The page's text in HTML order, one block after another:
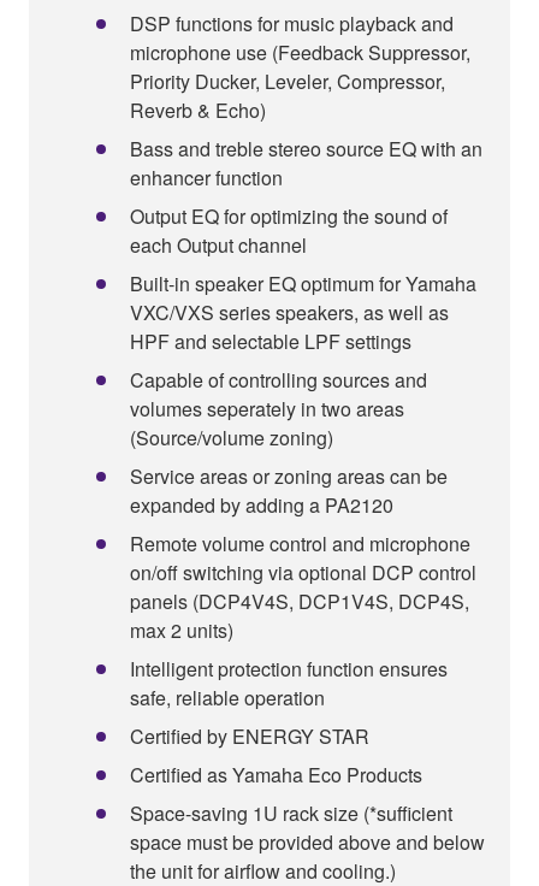
DSP functions for music playback and
microphone use (Feedback Suppressor,
Priority Ducker, Leveler, Compressor,
Reverb & Echo)
Bass and treble stereo source EQ with an
enhancer function
Output EQ for optimizing the sound of
each Output channel
Built-in speaker EQ optimum for Yamaha
VXC/VXS series speakers, as well as
HPF and selectable LPF settings
Capable of controlling sources and
volumes seperately in two areas
(Source/volume zoning)
Service areas or zoning areas can be
expanded by adding a PA2120
Remote volume control and microphone
on/off switching via optional DCP control
panels (DCP4V4S, DCP1V4S, DCP4S,
max 2 units)
Intelligent protection function ensures
safe, reliable operation
Certified by ENERGY STAR
Certified as Yamaha Eco Products
Space-saving 1U rack size (*sufficient
space must be provided above and below
the unit for airflow and cooling.)